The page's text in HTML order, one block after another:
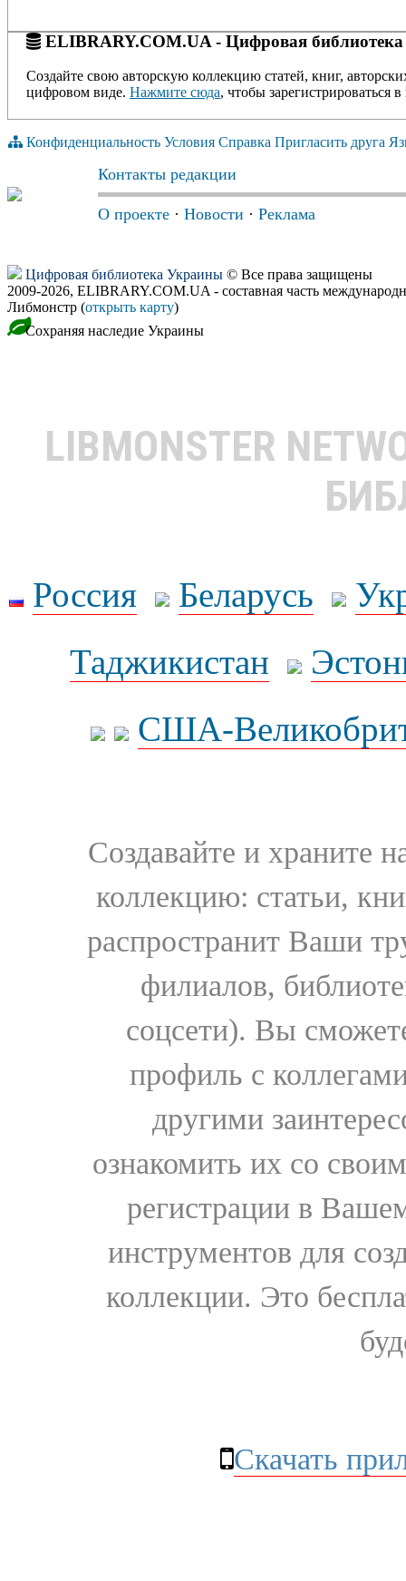
ELIBRARY.COM.UA - Цифровая библиотека
Создайте свою авторскую коллекцию статей, книг,
цифровом виде. Нажмите сюда, чтобы зарегистрироваться в
Конфиденциальность Условия Справка Пригласить друга
Контакты редакции
О проекте · Новости · Реклама
Цифровая библиотека Украины © Все права защищены
2009-2026, ELIBRARY.COM.UA - составная часть
Либмонстр (открыть карту)
Сохраняя наследие Украины
LIBMONSTER
Россия Беларусь
Таджикистан
США-
Создавайте и храните
коллекцию: статьи,
распространит Ваши
филиалов,
соцсети). Вы
профиль с
другими
ознакомить их со
регистрации в
инструментов для
коллекции. Это
Скачать